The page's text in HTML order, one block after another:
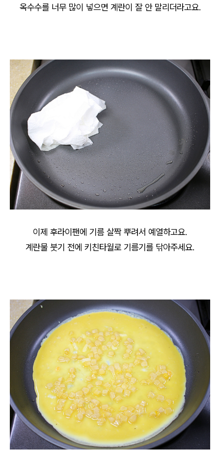
옥수수를 너무 많이 넣으면 계란이 잘 안 말리더라고요.
이제 후라이팬에 기름 살짝 뿌려서 예열하고요.
계란물 붓기 전에 키친타월로 기름기를 닦아주세요.